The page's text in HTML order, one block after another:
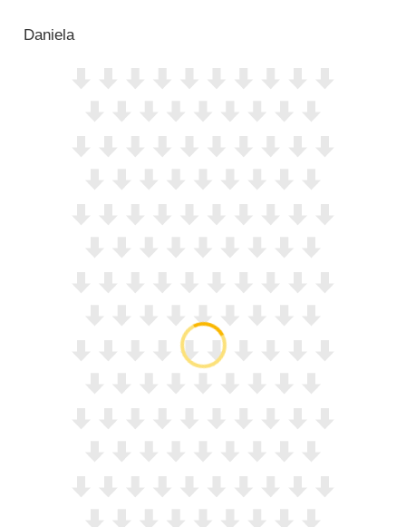
Daniela